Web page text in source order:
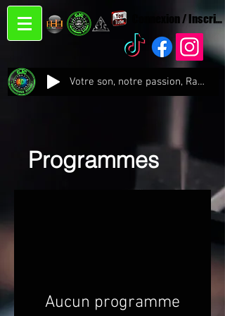
Connexion /
Votre son, notre passion, Radio CJC Recording Studio , là où chaque note prend vie !
Programmes
Aucun programme